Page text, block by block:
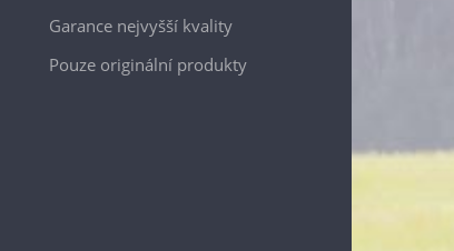
Garance nejvyšší kvality
Pouze originální produkty